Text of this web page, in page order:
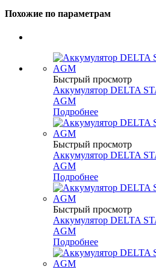
Похожие по параметрам
Быстрый просмотр
Аккумулятор DELTA
AGM
Подробнее
Быстрый просмотр
Аккумулятор DELTA
AGM
Подробнее
Быстрый просмотр
Аккумулятор DELTA
AGM
Подробнее